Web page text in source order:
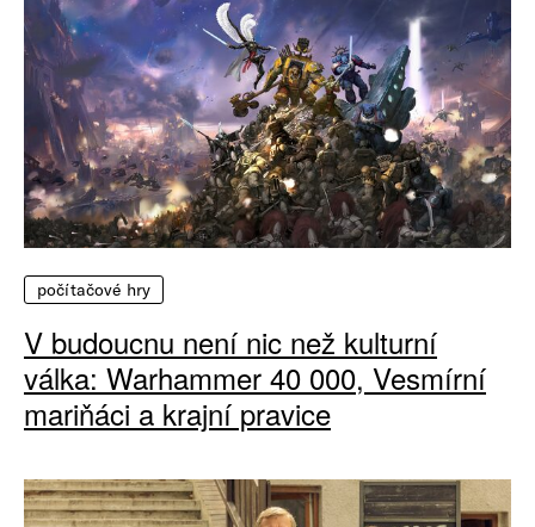
počítačové hry
V budoucnu není nic než kulturní
válka: Warhammer 40 000, Vesmírní
mariňáci a krajní pravice